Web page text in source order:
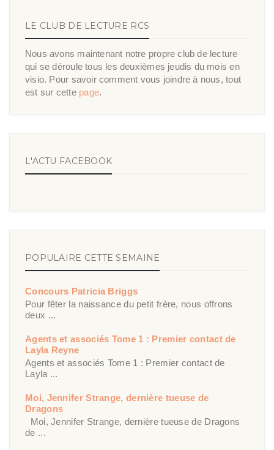
LE CLUB DE LECTURE RCS
Nous avons maintenant notre propre club de lecture
qui se déroule tous les deuxièmes jeudis du mois en
visio. Pour savoir comment vous joindre à nous, tout
est sur cette page.
L'ACTU FACEBOOK
POPULAIRE CETTE SEMAINE
Concours Patricia Briggs
Pour fêter la naissance du petit frère, nous offrons
deux ...
Agents et associés Tome 1 : Premier contact de
Layla Reyne
Agents et associés Tome 1 : Premier contact de
Layla ...
Moi, Jennifer Strange, dernière tueuse de
Dragons
Moi, Jennifer Strange, dernière tueuse de Dragons
de ...